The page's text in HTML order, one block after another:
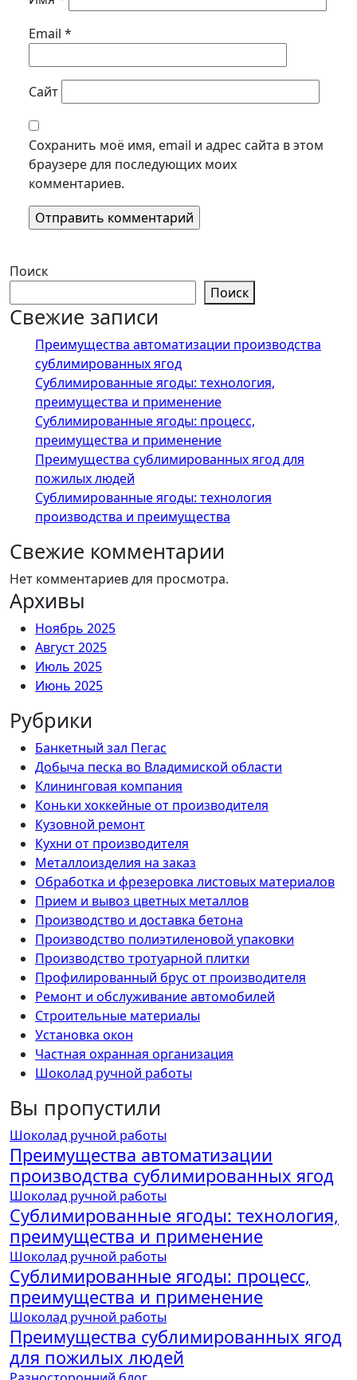
Email *
Сайт
Сохранить моё имя, email и адрес сайта в этом
браузере для последующих моих
комментариев.
Поиск
Поиск
Свежие записи
Преимущества автоматизации производства
сублимированных ягод
Сублимированные ягоды: технология,
преимущества и применение
Сублимированные ягоды: процесс,
преимущества и применение
Преимущества сублимированных ягод для
пожилых людей
Сублимированные ягоды: технология
производства и преимущества
Свежие комментарии
Нет комментариев для просмотра.
Архивы
Ноябрь 2025
Август 2025
Июль 2025
Июнь 2025
Рубрики
Банкетный зал Пегас
Добыча песка во Владимиской области
Клининговая компания
Коньки хоккейные от производителя
Кузовной ремонт
Кухни от производителя
Металлоизделия на заказ
Обработка и фрезеровка листовых материалов
Прием и вывоз цветных металлов
Производство и доставка бетона
Производство полиэтиленовой упаковки
Производство тротуарной плитки
Профилированный брус от производителя
Ремонт и обслуживание автомобилей
Строительные материалы
Установка окон
Частная охранная организация
Шоколад ручной работы
Вы пропустили
Шоколад ручной работы
Преимущества автоматизации
производства сублимированных ягод
Шоколад ручной работы
Сублимированные ягоды: технология,
преимущества и применение
Шоколад ручной работы
Сублимированные ягоды: процесс,
преимущества и применение
Шоколад ручной работы
Преимущества сублимированных ягод
для пожилых людей